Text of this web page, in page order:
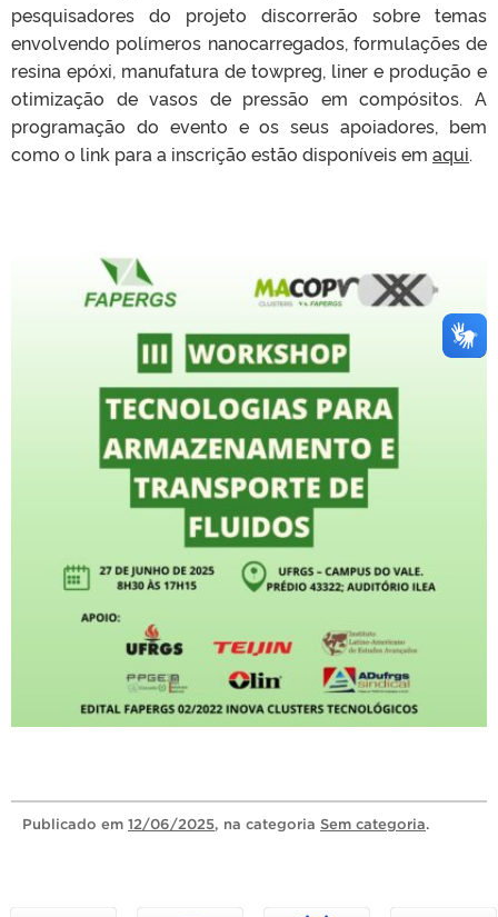
pesquisadores do projeto discorrerão sobre temas
envolvendo polímeros nanocarregados, formulações de
resina epóxi, manufatura de towpreg, liner e produção e
otimização de vasos de pressão em compósitos. A
programação do evento e os seus apoiadores, bem
como o link para a inscrição estão disponíveis em aqui.
Publicado em 12/06/2025, na categoria Sem categoria.